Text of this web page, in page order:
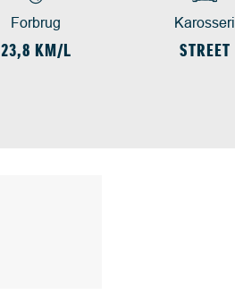
Forbrug
23,8 KM/L
Karosseri
STREET